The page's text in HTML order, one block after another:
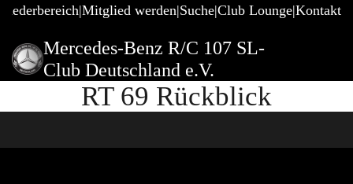
Mitglied werden Suche Club Lounge Kontakt
Mercedes-Benz R/C 107 SL-
Club Deutschland e.V.
RT 69 Rückblick